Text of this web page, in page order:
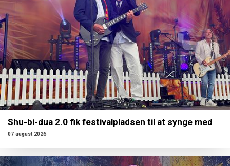
Shu-bi-dua 2.0 fik festivalpladsen til at synge med
07 august 2026